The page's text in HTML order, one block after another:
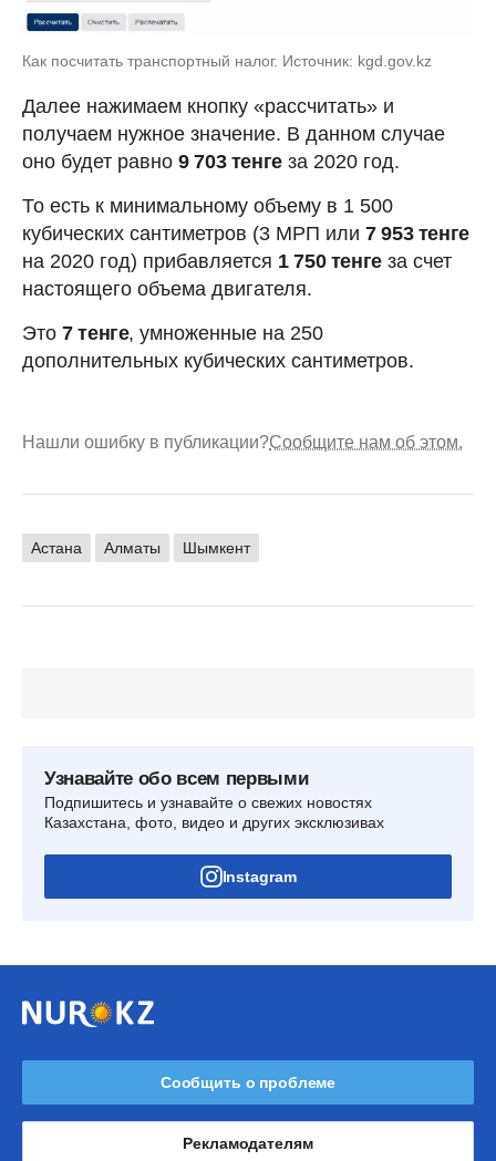
Как посчитать транспортный налог. Источник: kgd.gov.kz
Далее нажимаем кнопку «рассчитать» и
получаем нужное значение. В данном случае
оно будет равно 9 703 тенге за 2020 год.
То есть к минимальному объему в 1 500
кубических сантиметров (3 МРП или 7 953 тенге
на 2020 год) прибавляется 1 750 тенге за счет
настоящего объема двигателя.
Это 7 тенге, умноженные на 250
дополнительных кубических сантиметров.
Нашли ошибку в публикации?Сообщите нам об этом.
Астана Алматы Шымкент
Узнавайте обо всем первыми
Подпишитесь и узнавайте о свежих новостях
Казахстана, фото, видео и других эксклюзивах
Instagram
Сообщить о проблеме
Рекламодателям